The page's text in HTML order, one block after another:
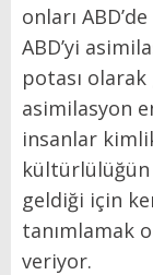
onları
ABD’yi
potası
asimilasyon
insanlar
kültürlülüğün
geldiği için
tanımlamak
veriyor.